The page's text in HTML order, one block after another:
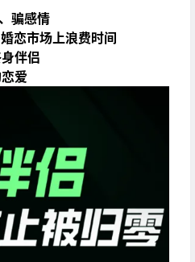
骗感情
恋市场上浪费时间
伴侣
爱